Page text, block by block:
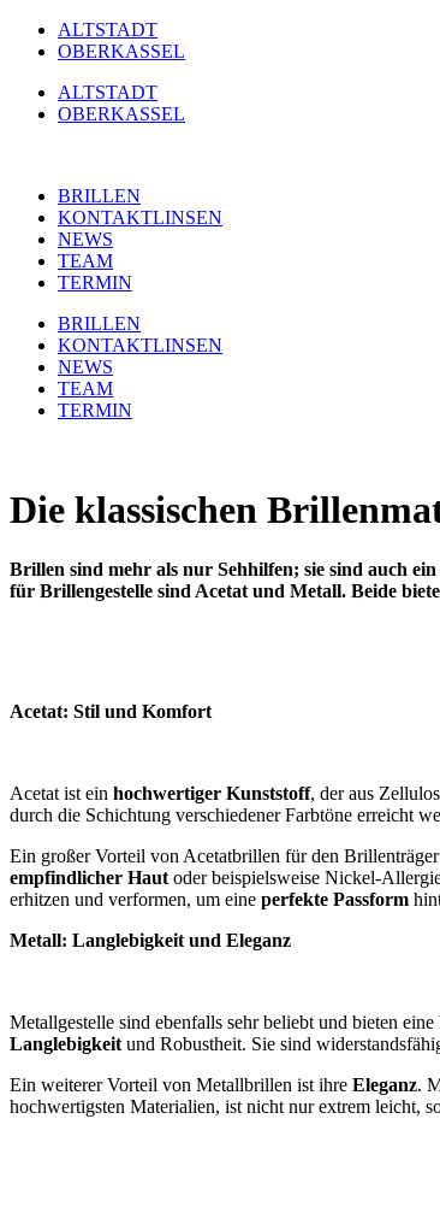
Zum
Inhalt
ALTSTADT
OBERKASSEL
ALTSTADT
OBERKASSEL
BRILLEN
KONTAKTLINSEN
NEWS
TEAM
TERMIN
BRILLEN
KONTAKTLINSEN
NEWS
TEAM
TERMIN
Die klassischen
Brillen sind mehr als nur Sehhilfen; sie sind auch
für Brillengestelle sind Acetat und Metall. Beide
Acetat: Stil und Komfort
Acetat ist ein hochwertiger Kunststoff, der aus
durch die Schichtung verschiedener Farbtöne erreicht
Ein großer Vorteil von Acetatbrillen für den
empfindlicher Haut oder beispielsweise Nickel-
erhitzen und verformen, um eine perfekte Passform
Metall: Langlebigkeit und Eleganz
Metallgestelle sind ebenfalls sehr beliebt und bieten
Langlebigkeit und Robustheit. Sie sind
Ein weiterer Vorteil von Metallbrillen ist ihre Eleganz.
hochwertigsten Materialien, ist nicht nur extrem leicht,